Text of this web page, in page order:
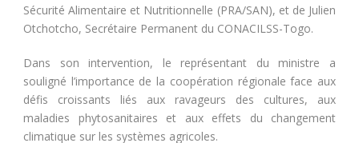
Sécurité Alimentaire et Nutritionnelle (PRA/SAN), et de Julien
Otchotcho, Secrétaire Permanent du CONACILSS-Togo.
Dans son intervention, le représentant du ministre a
souligné l’importance de la coopération régionale face aux
défis croissants liés aux ravageurs des cultures, aux
maladies phytosanitaires et aux effets du changement
climatique sur les systèmes agricoles.